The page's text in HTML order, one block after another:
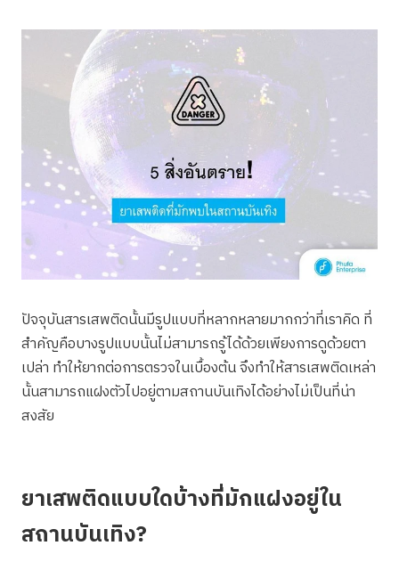
ปัจจุบันสารเสพติดนั้นมีรูปแบบที่หลากหลายมากกว่าที่เราคิด ที่
สำคัญคือบางรูปแบบนั้นไม่สามารถรู้ได้ด้วยเพียงการดูด้วยตา
เปล่า ทำให้ยากต่อการตรวจในเบื้องต้น จึงทำให้สารเสพติดเหล่า
นั้นสามารถแฝงตัวไปอยู่ตามสถานบันเทิงได้อย่างไม่เป็นที่น่า
สงสัย
ยาเสพติดแบบใดบ้างที่มักแฝงอยู่ใน
สถานบันเทิง?